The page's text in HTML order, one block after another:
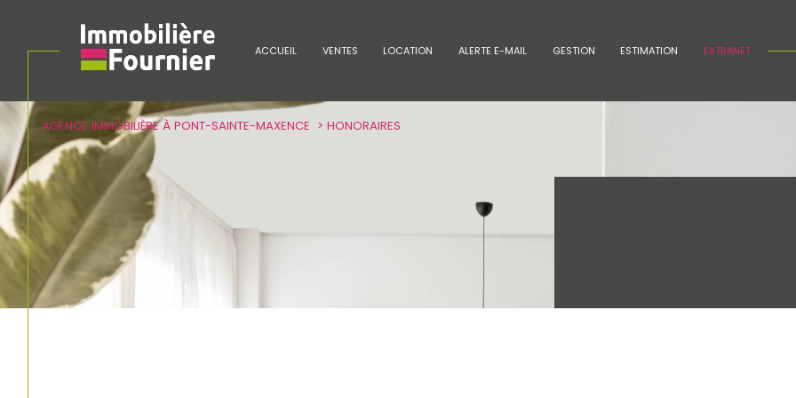
ACCUEIL VENTES LOCATION ALERTE E-MAIL GESTION ESTIMATION EXTRANET
de l'ancien
TYPE DE BIEN
voir les28annonces
AGENCE IMMOBILIÈRE À PONT-SAINTE-MAXENCE HONORAIRES